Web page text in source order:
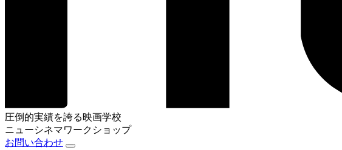
圧倒的実績を誇る映画学校
ニューシネマワークショップ
お問い合わせ